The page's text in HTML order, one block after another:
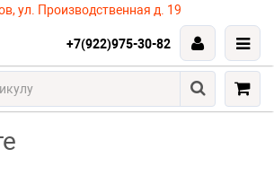
ул. Производственная д. 19
+7(922)975-30-82